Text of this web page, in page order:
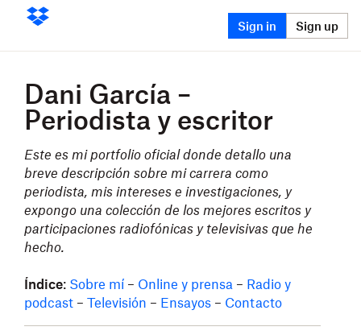
Sign in Sign up
Dani García –
Periodista y escritor
Este es mi portfolio oficial donde detallo una
breve descripción sobre mi carrera como
periodista, mis intereses e investigaciones, y
expongo una colección de los mejores escritos y
participaciones radiofónicas y televisivas que he
hecho.
Índice: Sobre mí – Online y prensa – Radio y
podcast – Televisión – Ensayos – Contacto